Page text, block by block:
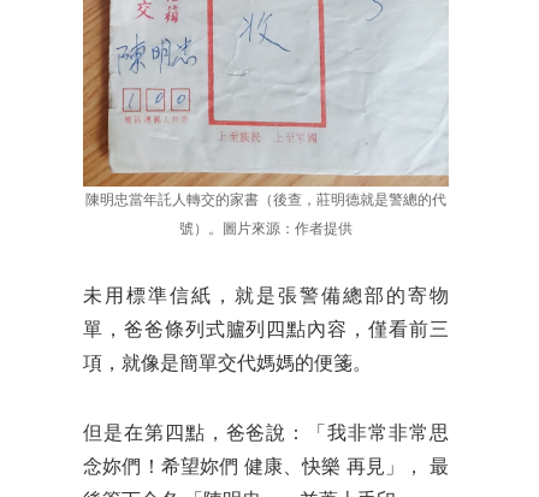
陳明忠當年託人轉交的家書（後查，莊明德就是警總的代
號）。圖片來源：作者提供
未用標準信紙，就是張警備總部的寄物
單，爸爸條列式臚列四點內容，僅看前三
項，就像是簡單交代媽媽的便箋。
但是在第四點，爸爸說：「我非常非常思
念妳們！希望妳們 健康、快樂 再見」， 最